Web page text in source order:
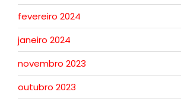
fevereiro 2024
janeiro 2024
novembro 2023
outubro 2023